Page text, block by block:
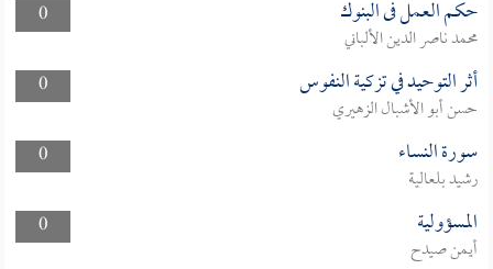
0
حكم العمل فى البنوك
محمد ناصر الدين الألباني
0
أثر التوحيد في تزكية النفوس
حسن أبو الأشبال الزهيري
0
سورة النساء
رشيد بلعالية
0
المسؤولية
أيمن صيدح